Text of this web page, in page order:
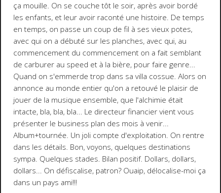
ça mouille. On se couche tôt le soir, après avoir bordé
les enfants, et leur avoir raconté une histoire. De temps
en temps, on passe un coup de fil à ses vieux potes,
avec qui on a débuté sur les planches, avec qui, au
commencement du commencement on a fait semblant
de carburer au speed et à la bière, pour faire genre...
Quand on s'emmerde trop dans sa villa cossue. Alors on
annonce au monde entier qu'on a retouvé le plaisir de
jouer de la musique ensemble, que l'alchimie était
intacte, bla, bla, bla... Le directeur financier vient vous
présenter le business plan des mois à venir...
Album+tournée. Un joli compte d'exploitation. On rentre
dans les détails. Bon, voyons, quelques destinations
sympa. Quelques stades. Bilan positif. Dollars, dollars,
dollars... On défiscalise, patron? Ouaip, délocalise-moi ça
dans un pays ami!!!